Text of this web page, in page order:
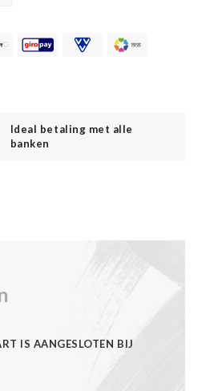
Ideal betaling met alle
banken
IS AANGESLOTEN BIJ